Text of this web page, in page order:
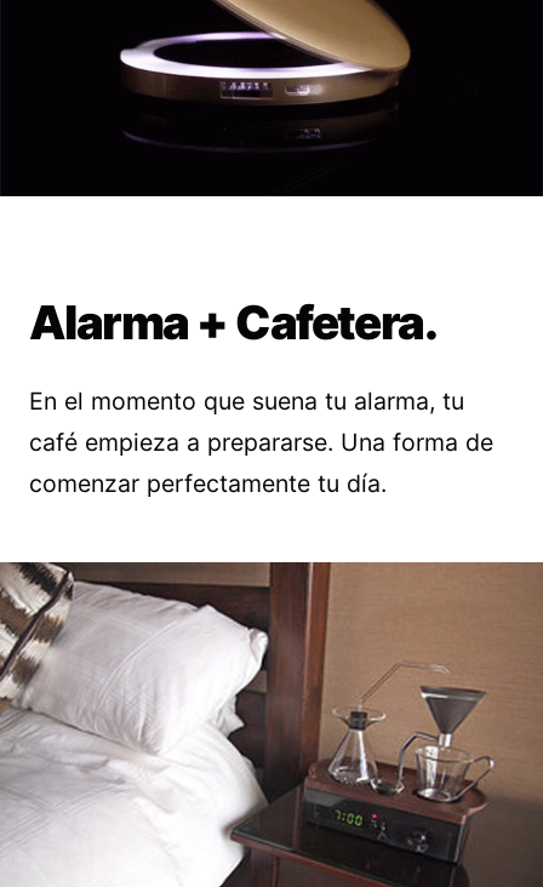
Alarma + Cafetera.
En el momento que suena tu alarma, tu
café empieza a prepararse. Una forma de
comenzar perfectamente tu día.